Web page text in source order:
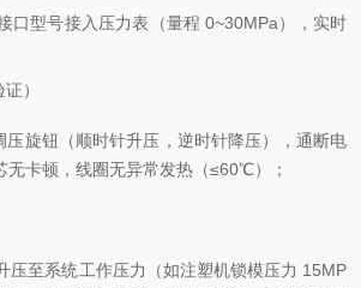
口型号接入压力表（量程 0~30MPa），实时
）
压旋钮（顺时针升压，逆时针降压），通断电
无卡顿，线圈无异常发热（≤60℃）；
至系统工作压力（如注塑机锁模压力 15MP